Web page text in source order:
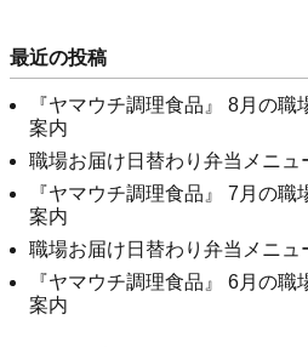
最近の投稿
『ヤマウチ調理食品』 8月の
案内
職場お届け日替わり弁当メニ
『ヤマウチ調理食品』 7月の
案内
職場お届け日替わり弁当メニ
『ヤマウチ調理食品』 6月の
案内